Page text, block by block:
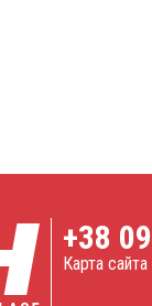
+38
Карта сайта